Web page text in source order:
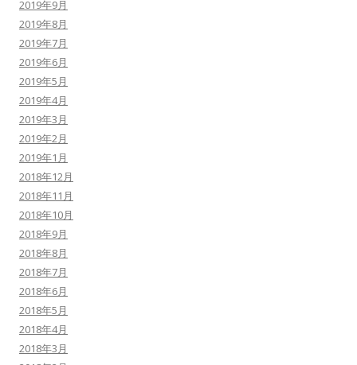
2019年9月
2019年8月
2019年7月
2019年6月
2019年5月
2019年4月
2019年3月
2019年2月
2019年1月
2018年12月
2018年11月
2018年10月
2018年9月
2018年8月
2018年7月
2018年6月
2018年5月
2018年4月
2018年3月